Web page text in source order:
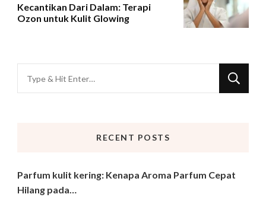
Kecantikan Dari Dalam: Terapi
Ozon untuk Kulit Glowing
for
RECENT POSTS
Parfum kulit kering: Kenapa Aroma Parfum Cepat
Hilang pada…